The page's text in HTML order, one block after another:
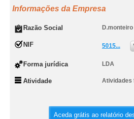
Informações da Empresa
Razão Social
NIF 5015...
Forma jurídica LDA
Atividade Atividades
Aceda grátis ao relatório